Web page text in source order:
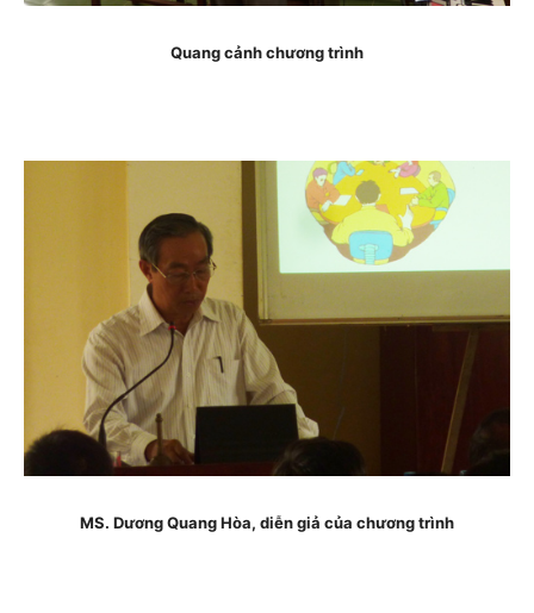
Quang cảnh chương trình
MS. Dương Quang Hòa, diễn giả của chương trình